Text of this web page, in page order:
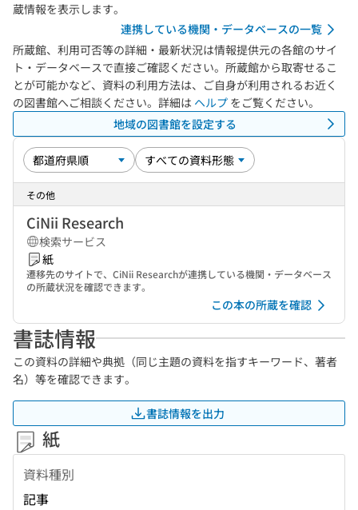
蔵情報を表示します。
連携している機関・データベースの一覧
所蔵館、利用可否等の詳細・最新状況は情報提供元の各館のサイ
ト・データベースで直接ご確認ください。所蔵館から取寄せるこ
とが可能かなど、資料の利用方法は、ご自身が利用されるお近く
の図書館へご相談ください。詳細は ヘルプ をご覧ください。
地域の図書館を設定する
その他
CiNii Research
検索サービス
紙
遷移先のサイトで、CiNii Researchが連携している機関・データベース
の所蔵状況を確認できます。
この本の所蔵を確認
書誌情報
この資料の詳細や典拠（同じ主題の資料を指すキーワード、著者
名）等を確認できます。
書誌情報を出力
紙
資料種別
記事